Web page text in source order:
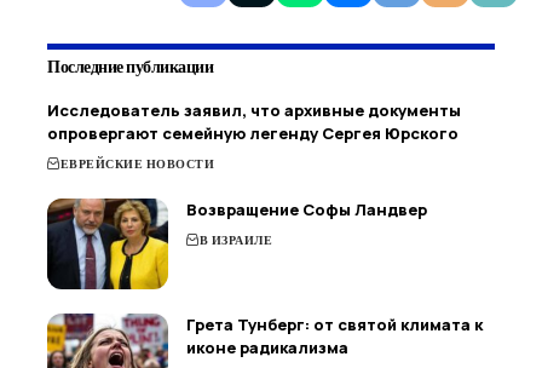
Последние публикации
Исследователь заявил, что архивные документы
опровергают семейную легенду Сергея Юрского
ЕВРЕЙСКИЕ НОВОСТИ
Возвращение Софы Ландвер
В ИЗРАИЛЕ
Грета Тунберг: от святой климата к
иконе радикализма